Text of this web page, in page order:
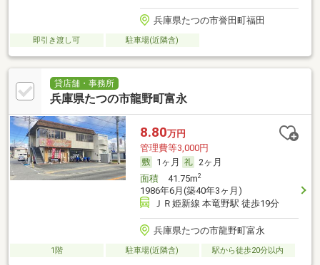
兵庫県たつの市誉田町福田
即引き渡し可 駐車場(近隣含)
貸店舗・事務所
兵庫県たつの市龍野町富永
8.80万円
管理費等3,000円
1ヶ月
2ヶ月
面積41.75m2
1986年6月(築40年3ヶ月)
ＪＲ姫新線 本竜野駅 徒歩19分
兵庫県たつの市龍野町富永
1階 駐車場(近隣含) 駅から徒歩20分以内